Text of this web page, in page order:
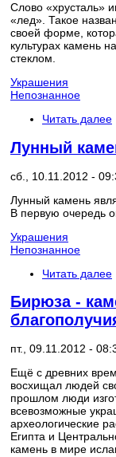
Слово «хрусталь»
«лед». Такое
своей форме,
культурах камень
стеклом.
Украшения
Непознанное
Читать далее
Лунный
сб., 10.11.2012 -
Лунный камень
В первую очередь
Украшения
Непознанное
Читать далее
Бирюза -
пт., 09.11.2012 -
Ещё с древних
восхищал людей
прошлом люди
всевозможные
археологические
Египта и
камень в мире